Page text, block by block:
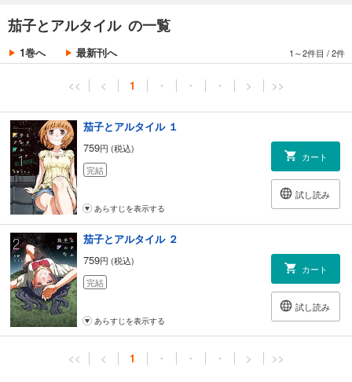
茄子とアルタイル の一覧
1巻へ 最新刊へ 1～2件目 /2件
<< < 1 ・ ・ ・ > >>
茄子とアルタイル １
759円 (税込)
完結
カート
試し読み
あらすじを表示する
茄子とアルタイル ２
759円 (税込)
完結
カート
試し読み
あらすじを表示する
<< < 1 ・ ・ ・ > >>